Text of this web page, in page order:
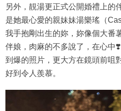
另外，靚湯更正式公開婚禮上的
是她最心愛的親妹妹湯樂瑤（
我手抱剛出生的妳，妳像個大番
伴娘，肉麻的不多說了，在心中
到爆的照片，更大方在鏡頭前咀
好到令人羨慕。